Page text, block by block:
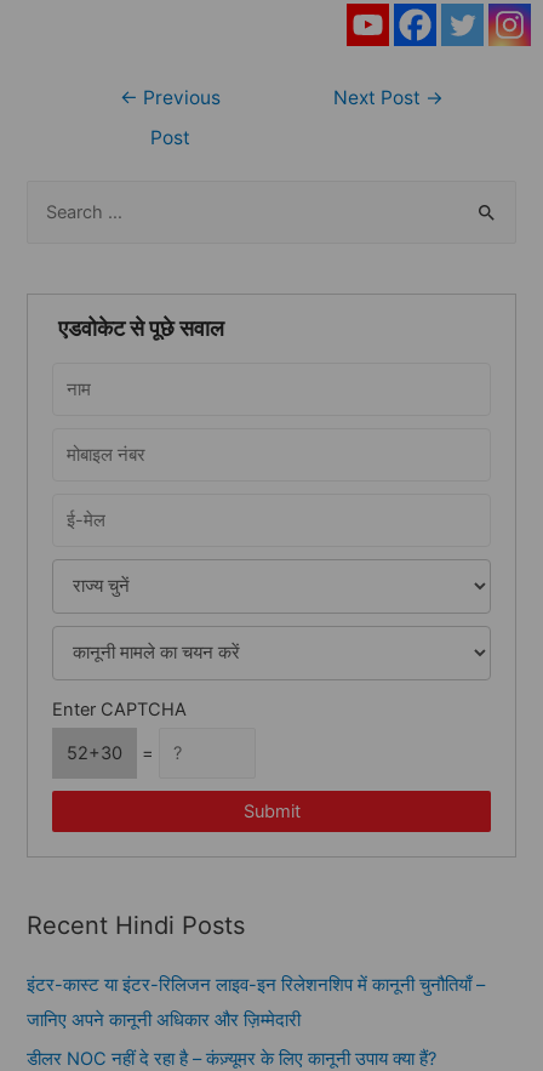
Post
navigation
← Previous
Post
Next Post →
एडवोकेट से पूछे सवाल
Enter CAPTCHA
52+30
=
Submit
Recent Hindi Posts
इंटर-कास्ट या इंटर-रिलिजन लाइव-इन रिलेशनशिप में कानूनी चुनौतियाँ –
जानिए अपने कानूनी अधिकार और ज़िम्मेदारी
डीलर NOC नहीं दे रहा है – कंज़्यूमर के लिए कानूनी उपाय क्या हैं?